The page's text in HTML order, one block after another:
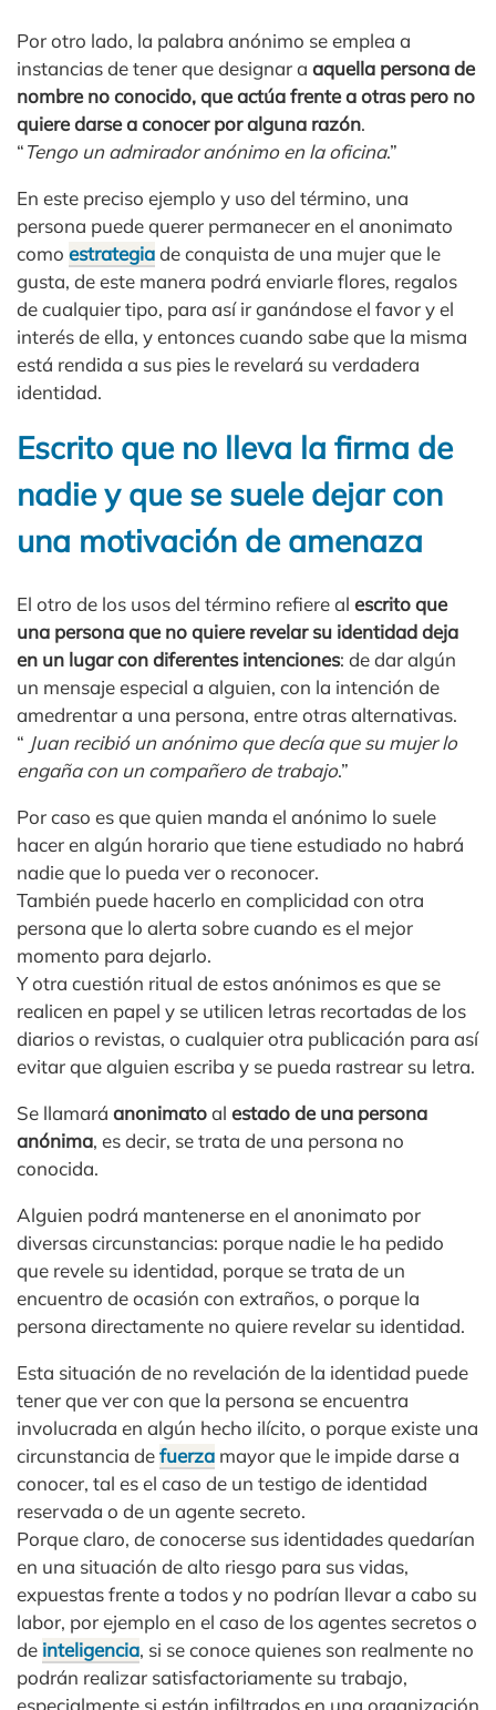
Por otro lado, la palabra anónimo se emplea a
instancias de tener que designar a aquella persona de
nombre no conocido, que actúa frente a otras pero no
quiere darse a conocer por alguna razón.
“Tengo un admirador anónimo en la oficina.”
En este preciso ejemplo y uso del término, una
persona puede querer permanecer en el anonimato
como estrategiade conquista de una mujer que le
gusta, de este manera podrá enviarle flores, regalos
de cualquier tipo, para así ir ganándose el favor y el
interés de ella, y entonces cuando sabe que la misma
está rendida a sus pies le revelará su verdadera
identidad.
Escrito que no lleva la firma de
nadie y que se suele dejar con
una motivación de amenaza
El otro de los usos del término refiere al escrito que
una persona que no quiere revelar su identidad deja
en un lugar con diferentes intenciones: de dar algún
un mensaje especial a alguien, con la intención de
amedrentar a una persona, entre otras alternativas.
“ Juan recibió un anónimo que decía que su mujer lo
engaña con un compañero de trabajo.”
Por caso es que quien manda el anónimo lo suele
hacer en algún horario que tiene estudiado no habrá
nadie que lo pueda ver o reconocer.
También puede hacerlo en complicidad con otra
persona que lo alerta sobre cuando es el mejor
momento para dejarlo.
Y otra cuestión ritual de estos anónimos es que se
realicen en papel y se utilicen letras recortadas de los
diarios o revistas, o cualquier otra publicación para así
evitar que alguien escriba y se pueda rastrear su letra.
Se llamará anonimatoal estado de una persona
anónima, es decir, se trata de una persona no
conocida.
Alguien podrá mantenerse en el anonimato por
diversas circunstancias: porque nadie le ha pedido
que revele su identidad, porque se trata de un
encuentro de ocasión con extraños, o porque la
persona directamente no quiere revelar su identidad.
Esta situación de no revelación de la identidad puede
tener que ver con que la persona se encuentra
involucrada en algún hecho ilícito, o porque existe una
circunstancia defuerza mayor que le impide darse a
conocer, tal es el caso de un testigo de identidad
reservada o de un agente secreto.
Porque claro, de conocerse sus identidades quedarían
en una situación de alto riesgo para sus vidas,
expuestas frente a todos y no podrían llevar a cabo su
labor, por ejemplo en el caso de los agentes secretos o
de inteligencia, si se conoce quienes son realmente no
podrán realizar satisfactoriamente su trabajo,
especialmente si están infiltrados en una organización